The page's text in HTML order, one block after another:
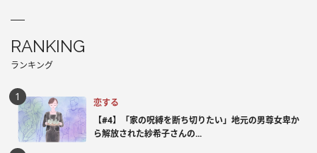
RANKING
ランキング
恋する
【#4】「家の呪縛を断ち切りたい」地元の男尊女卑か
ら解放された紗希子さんの...